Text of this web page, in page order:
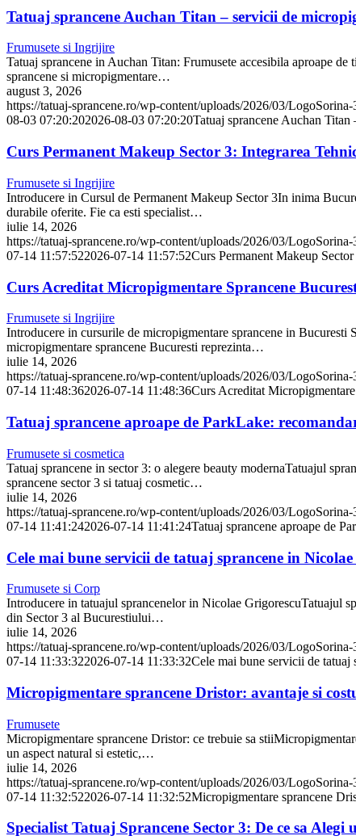
Tatuaj sprancene Auchan Titan – servicii de
Frumusete si Ingrijire
Tatuaj sprancene in Auchan Titan: Frumusete accesibila aproape
sprancene si micropigmentare…
august 3, 2026
https://tatuaj-sprancene.ro/wp-content/uploads/2026/03/
08-03 07:20:202026-08-03 07:20:20Tatuaj sprancene Auchan
Curs Permanent Makeup Sector 3: Integrarea
Frumusete si Ingrijire
Introducere in Cursul de Permanent Makeup Sector 3In inima
durabile oferite. Fie ca esti specialist…
iulie 14, 2026
https://tatuaj-sprancene.ro/wp-content/uploads/2026/03/
07-14 11:57:522026-07-14 11:57:52Curs Permanent Makeup
Curs Acreditat Micropigmentare Sprancene
Frumusete si Ingrijire
Introducere in cursurile de micropigmentare sprancene in Bucuresti
micropigmentare sprancene Bucuresti reprezinta…
iulie 14, 2026
https://tatuaj-sprancene.ro/wp-content/uploads/2026/03/
07-14 11:48:362026-07-14 11:48:36Curs Acreditat
Tatuaj sprancene aproape de ParkLake:
Frumusete si cosmetica
Tatuaj sprancene in sector 3: o alegere beauty modernaTatuajul
sprancene sector 3 si tatuaj cosmetic…
iulie 14, 2026
https://tatuaj-sprancene.ro/wp-content/uploads/2026/03/
07-14 11:41:242026-07-14 11:41:24Tatuaj sprancene aproape de
Cele mai bune servicii de tatuaj sprancene in
Frumusete si Corp
Introducere in tatuajul sprancenelor in Nicolae GrigorescuTatuajul
din Sector 3 al Bucurestiului…
iulie 14, 2026
https://tatuaj-sprancene.ro/wp-content/uploads/2026/03/
07-14 11:33:322026-07-14 11:33:32Cele mai bune servicii de
Micropigmentare sprancene Dristor: avantaje si
Frumusete
Micropigmentare sprancene Dristor: ce trebuie sa
un aspect natural si estetic,…
iulie 14, 2026
https://tatuaj-sprancene.ro/wp-content/uploads/2026/03/
07-14 11:32:522026-07-14 11:32:52Micropigmentare sprancene
Specialist Tatuaj Sprancene Sector 3: De ce sa